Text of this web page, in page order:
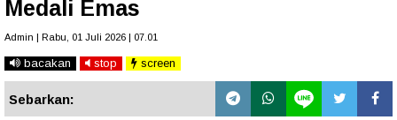
Medali Emas
Admin | Rabu, 01 Juli 2026 | 07.01
bacakan stop screen
Sebarkan: